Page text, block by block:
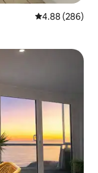
平均评分 4.88
4.88 (286)